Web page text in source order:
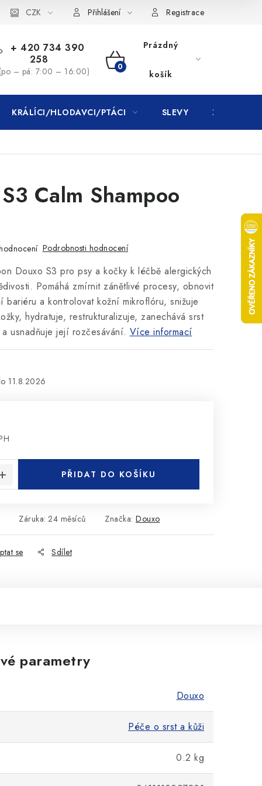
CZK Přihlášení Registrace
+ 420 734 390
258
(po – pá: 7:00 – 16:00)
NÁKUPNÍ
KOŠÍK
Prázdný
košík
KRÁLÍCI/HLODAVCI/PTÁCI SLEVY ZNAČKY
Calm Shampoo
Podrobnosti hodnocení
Douxo S3 pro psy a kočky k léčbě alergických
Pomáhá zmírnit zánětlivé procesy, obnovit
bariéru a kontrolovat kožní mikroflóru, snižuje
hydratuje, restrukturalizuje, zanechává srst
usnadňuje její rozčesávání. Více informací
11.8.2026
PŘIDAT DO KOŠÍKU
Záruka: 24 měsíců Značka: Douxo
se Sdílet
parametry
Douxo
Péče o srst a kůži
0.2 kg